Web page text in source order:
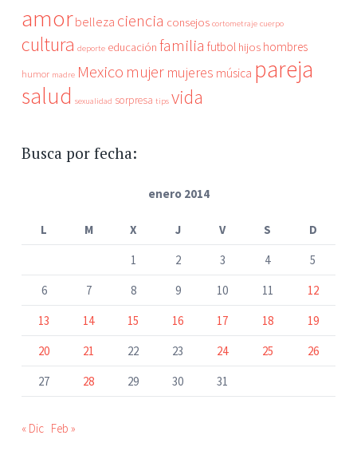
amor belleza ciencia consejos cortometraje cuerpo
cultura deporte educación familia futbol hijos hombres
humor madre Mexico mujer mujeres música pareja
salud sexualidad sorpresa tips vida
Busca por fecha:
enero 2014
L M X J V S
D
1
2 3 4
5
6
7 8 9 10 11
12
13
14 15 16 17 18
19
20
21 22 23 24 25
26
27
28 29 30 31
« Dic Feb »